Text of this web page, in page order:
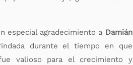
especial agradecimiento a Damián
durante el tiempo en que
valioso para el crecimiento y